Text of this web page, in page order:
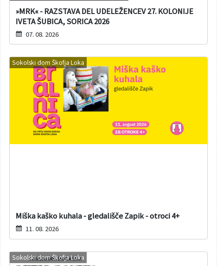
»MRK« - RAZSTAVA DEL UDELEŽENCEV 27. KOLONIJE
IVETA ŠUBICA, SORICA 2026
07. 08. 2026
Sokolski dom Škofja Loka
Miška kaško kuhala - gledališče Zapik - otroci 4+
11. 08. 2026
Sokolski dom Škofja Loka